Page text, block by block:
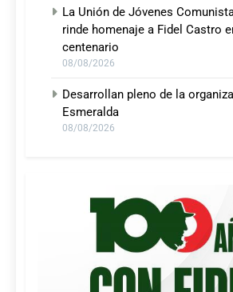
La Unión de Jóvenes
rinde homenaje a Fidel Castro
centenario
08/08/2026
Desarrollan pleno de la
Esmeralda
08/08/2026